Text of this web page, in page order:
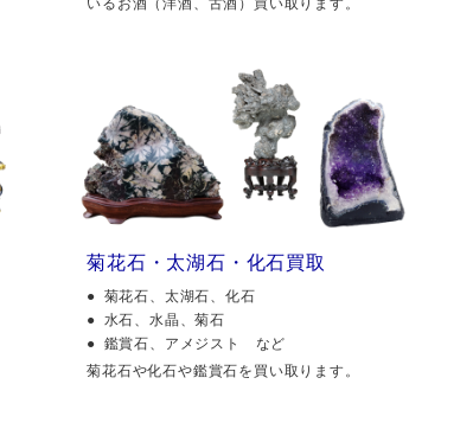
菊花石・太湖石・化石買取
菊花石、太湖石、化石
水石、水晶、菊石
鑑賞石、アメジスト など
菊花石や化石や鑑賞石を買い取ります。